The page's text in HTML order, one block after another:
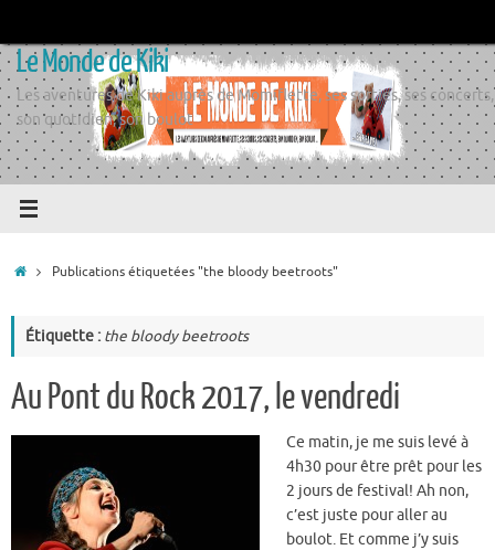
contenu
Le Monde de Kiki
Les aventures de Kiki auprès de Momiflette, ses sorties, ses concerts,
son quotidien, son boulot
AccueilPublications étiquetées "the bloody beetroots"
Étiquette : the bloody beetroots
Au Pont du Rock 2017, le vendredi
Ce matin, je me suis levé à
4h30 pour être prêt pour les
2 jours de festival! Ah non,
c’est juste pour aller au
boulot. Et comme j’y suis